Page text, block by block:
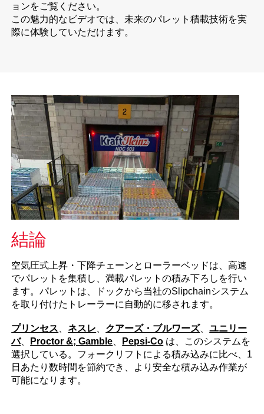
ョンをご覧ください。
この魅力的なビデオでは、未来のパレット積載技術を実
際に体験していただけます。
結論
空気圧式上昇・下降チェーンとローラーベッドは、高速
でパレットを集積し、満載パレットの積み下ろしを行い
ます。パレットは、ドックから当社のSlipchainシステム
を取り付けたトレーラーに自動的に移されます。
プリンセス 、ネスレ クアーズ・ブルワーズ、ユニリー
バ、 Proctor &; Gamble Pepsi-Co は、このシステムを
選択している。フォークリフトによる積み込みに比べ、1
日あたり数時間を節約でき、より安全な積み込み作業が
可能になります。